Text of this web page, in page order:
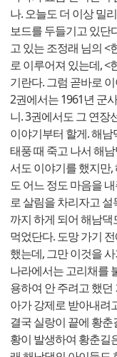
나. 오늘도 더 이상 밀
보드를 두들기고 있단
고 있는 조정래 님의 <
로 이루어져 있는데, <
기란다. 그럼 곧바로
2권에서는 1961년 군
니. 3권에서도 그 연장
이야기부터 할게. 해
태풍 때 죽고 나서 해
서도 이야기를 했지만
도 어느 정도 마음을
로 살림을 차리자고
까지 하게 되어 해남
먹었단다. 도망 가기
했는데, 그만 이것을
나라에서는 고리채를
용하여 안 주려고 했
아가 강제로 받아내려
결국 실랑이 끝에 황
황이 발생하여 황춘길